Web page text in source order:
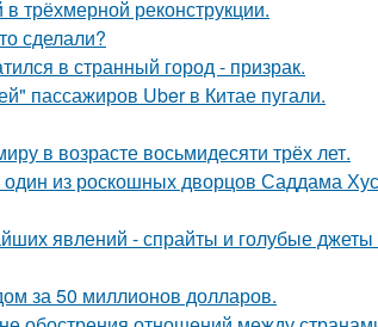
трёхмерной реконструкции.
сделали?
в странный город - призрак.
пассажиров Uber в Китае пугали.
в возрасте восьмидесяти трёх лет.
из роскошных дворцов Саддама
явлений - спрайты и голубые джеты
за 50 миллионов долларов.